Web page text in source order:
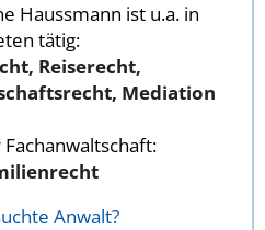
Haussmann ist u.a. in
tätig:
Reiserecht,
Mediation
Anwalt?